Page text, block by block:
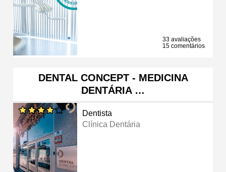
33 avaliações
15 comentários
DENTAL CONCEPT - MEDICINA
DENTÁRIA …
Dentista
Clínica Dentária